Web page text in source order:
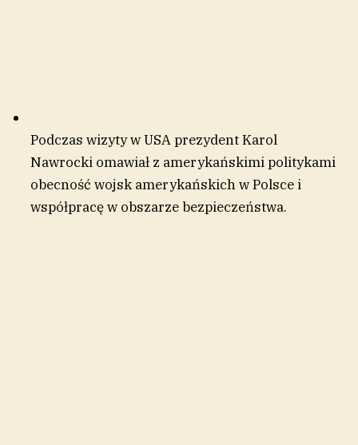
Podczas wizyty w USA prezydent Karol
Nawrocki omawiał z amerykańskimi politykami
obecność wojsk amerykańskich w Polsce i
współpracę w obszarze bezpieczeństwa.